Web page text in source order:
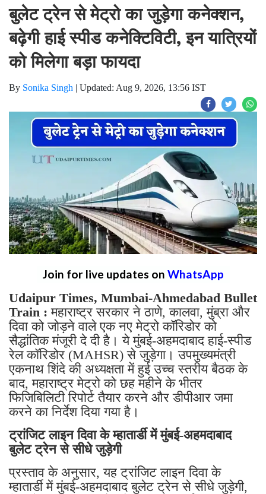
बुलेट ट्रेन से मेट्रो का जुड़ेगा कनेक्शन,
बढ़ेगी हाई स्पीड कनेक्टिविटी, इन यात्रियों
को मिलेगा बड़ा फायदा
By Sonika Singh | Updated: Aug 9, 2026, 13:56 IST
Join for live updates on WhatsApp
Udaipur Times, Mumbai-Ahmedabad Bullet
Train : महाराष्ट्र सरकार ने ठाणे, कालवा, मुंब्रा और
दिवा को जोड़ने वाले एक नए मेट्रो कॉरिडोर को
सैद्धांतिक मंजूरी दे दी है। ये मुंबई-अहमदाबाद हाई-स्पीड
रेल कॉरिडोर (MAHSR) से जुड़ेगा। उपमुख्यमंत्री
एकनाथ शिंदे की अध्यक्षता में हुई उच्च स्तरीय बैठक के
बाद, महाराष्ट्र मेट्रो को छह महीने के भीतर
फिजिबिलिटी रिपोर्ट तैयार करने और डीपीआर जमा
करने का निर्देश दिया गया है।
ट्रांजिट लाइन दिवा के म्हातार्डी में मुंबई-अहमदाबाद
बुलेट ट्रेन से सीधे जुड़ेगी
प्रस्ताव के अनुसार, यह ट्रांजिट लाइन दिवा के
म्हातार्डी में मुंबई-अहमदाबाद बुलेट ट्रेन से सीधे जुड़ेगी,